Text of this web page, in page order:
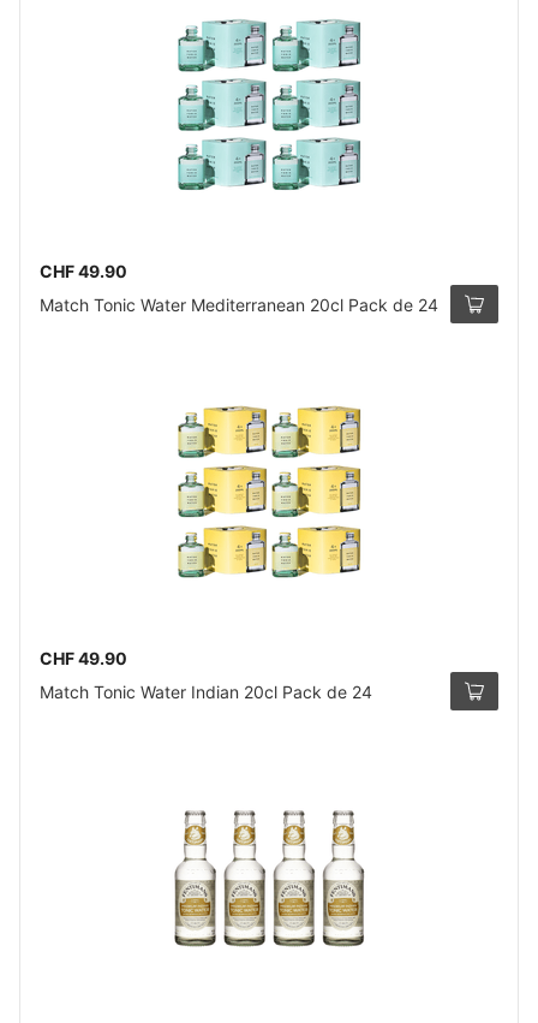
CHF 49.90
Match Tonic Water Mediterranean 20cl Pack de 24
CHF 49.90
Match Tonic Water Indian 20cl Pack de 24